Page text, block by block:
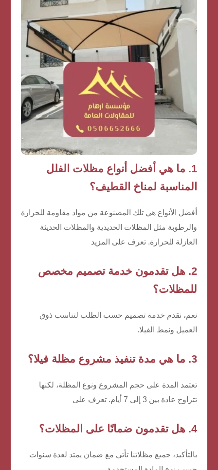
1. ما هي أفضل أنواع مظلات الفلل
المناسبة لمناخ القطيف؟
أفضل الأنواع هي تلك المصنوعة من مواد مقاومة للحرارة
والرطوبة مثل المظلات الحديدية والمظلات الحديثة
العازلة للحرارة. تعرف على المزيد
2. هل تقدمون خدمة تصميم مخصص
للمظلات؟
نعم، نقدم خدمة تصميم حسب الطلب لتناسب ذوق
العميل ونمط الفيلا.
3. ما هي مدة تنفيذ مشروع مظلة فيلا؟
تعتمد المدة على حجم المشروع ونوع المظلة، لكنها
تتراوح عادة بين 3 إلى 7 أيام. تعرف على
4. هل تقدمون ضمانًا على المظلات؟
بالتأكيد، جميع مظلاتنا تأتي مع ضمان يمتد لعدة سنوات